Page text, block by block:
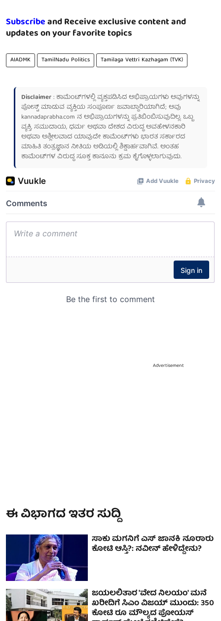
Subscribeand Receive exclusive content and
updates on your favorite topics
AIADMK TamilNadu Politics Tamilaga Vettri Kazhagam (TVK)
Disclaimer: ಕಾಮೆಂಟ್‌ಗಳಲ್ಲಿ ವ್ಯಕ್ತಪಡಿಸಿದ ಅಭಿಪ್ರಾಯಗಳು ಅವುಗಳನ್ನು
ಪೋಸ್ಟ್ ಮಾಡುವ ವ್ಯಕ್ತಿಯ ಸಂಪೂರ್ಣ ಜವಾಬ್ದಾರಿಯಾಗಿದೆ; ಅವು
kannadaprabha.com ನ ಅಭಿಪ್ರಾಯಗಳನ್ನು ಪ್ರತಿಬಿಂಬಿಸುವುದಿಲ್ಲ. ಒಬ್ಬ
ವ್ಯಕ್ತಿ, ಸಮುದಾಯ, ಧರ್ಮ ಅಥವಾ ದೇಶದ ವಿರುದ್ಧ ಅವಹೇಳನಕಾರಿ
ಅಥವಾ ಅಶ್ಲೀಲವಾದ ಯಾವುದೇ ಕಾಮೆಂಟ್‌ಗಳು ಭಾರತ ಸರ್ಕಾರದ
ಮಾಹಿತಿ ತಂತ್ರಜ್ಞಾನ ನೀತಿಯ ಅಡಿಯಲ್ಲಿ ಶಿಕ್ಷಾರ್ಹವಾಗಿವೆ. ಅಂತಹ
ಕಾಮೆಂಟ್‌ಗಳ ವಿರುದ್ಧ ಸೂಕ್ತ ಕಾನೂನು ಕ್ರಮ ಕೈಗೊಳ್ಳಲಾಗುವುದು.
Advertisement
ಈ ವಿಭಾಗದ ಇತರ ಸುದ್ದಿ
ಸಾಕು ಮಗನಿಗೆ ಎಸ್ ಜಾನಕಿ ನೂರಾರು
ಕೋಟಿ ಆಸ್ತಿ?: ನವೀನ್ ಹೇಳಿದ್ದೇನು?
ಜಯಲಲಿತಾರ 'ವೇದ ನಿಲಯಂ' ಮನೆ
ಖರೀದಿಗೆ ಸಿಎಂ ವಿಜಯ್ ಮುಂದು: 350
ಕೋಟಿ ರೂ ಮೌಲ್ಯದ ಪೋಯಸ್